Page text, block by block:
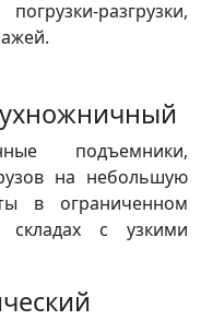
разгрузки,
подъемники,
на небольшую
в ограниченном
складах с узкими